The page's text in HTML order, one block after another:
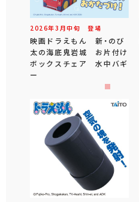
2026年3 月中旬 登場
映画ドラえもん 新・のび
太の海底鬼岩城 お片付け
ボックスチェア 水中バギ
ー